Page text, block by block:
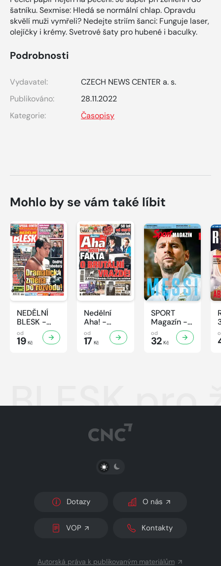
šatníku. Sexmise: Hledá se normální chlap. Opravdu
skvělí muži vymřeli? Nedejte striím šanci: Funguje laser,
olejíčky i krémy. Svetrové šaty pro hubené i baculky.
Podrobnosti
Vydavatel:
CZECH NEWS CENTER a. s.
Publikováno:
28.11.2022
Kategorie:
Časopisy
Mohlo by se vám také líbit
NEDĚLNÍ
BLESK -
32/2026
od
19 Kč
Nedělní
Aha! -
32/2026
od
17 Kč
SPORT
Magazín -
32/2026
od
32 Kč
BLESK
PŘEPNOUT SVĚTLÝ/TMAVÝ REŽIM
Dotazy O nás
VOP Kontakty
Autorská práva k publikovaným materiálům